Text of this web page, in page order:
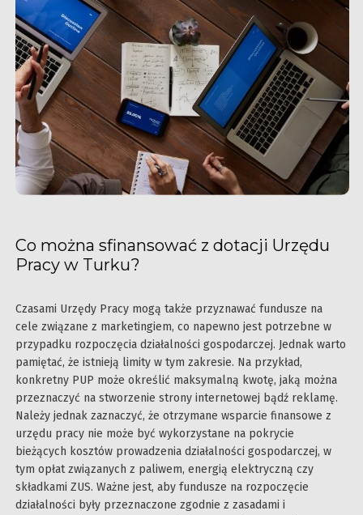
Co można sfinansować z dotacji Urzędu
Pracy w Turku?
Czasami Urzędy Pracy mogą także przyznawać fundusze na
cele związane z marketingiem, co napewno jest potrzebne w
przypadku rozpoczęcia działalności gospodarczej. Jednak warto
pamiętać, że istnieją limity w tym zakresie. Na przykład,
konkretny PUP może określić maksymalną kwotę, jaką można
przeznaczyć na stworzenie strony internetowej bądź reklamę.
Należy jednak zaznaczyć, że otrzymane wsparcie finansowe z
urzędu pracy nie może być wykorzystane na pokrycie
bieżących kosztów prowadzenia działalności gospodarczej, w
tym opłat związanych z paliwem, energią elektryczną czy
składkami ZUS. Ważne jest, aby fundusze na rozpoczęcie
działalności były przeznaczone zgodnie z zasadami i